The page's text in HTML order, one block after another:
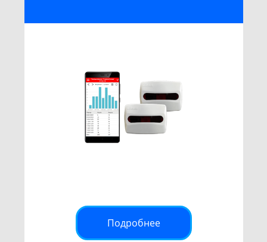
Подробнее